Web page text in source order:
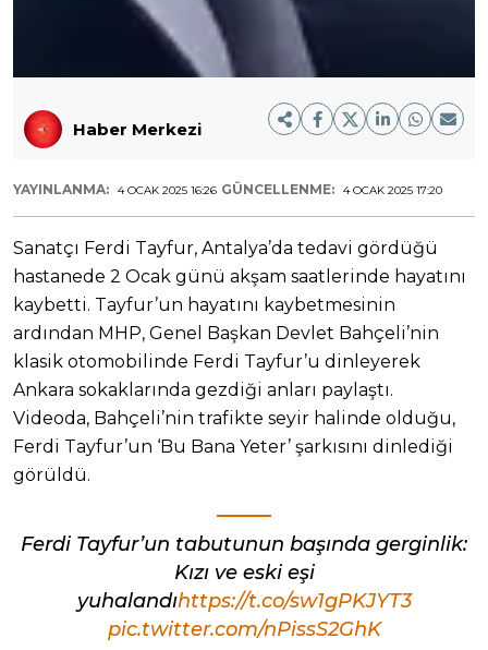
Haber Merkezi
YAYINLANMA: 4 OCAK 2025 16:26 GÜNCELLENME: 4 OCAK 2025 17:20
Sanatçı Ferdi Tayfur, Antalya’da tedavi gördüğü
hastanede 2 Ocak günü akşam saatlerinde hayatını
kaybetti. Tayfur’un hayatını kaybetmesinin
ardından MHP, Genel Başkan Devlet Bahçeli’nin
klasik otomobilinde Ferdi Tayfur’u dinleyerek
Ankara sokaklarında gezdiği anları paylaştı.
Videoda, Bahçeli’nin trafikte seyir halinde olduğu,
Ferdi Tayfur’un ‘Bu Bana Yeter’ şarkısını dinlediği
görüldü.
Ferdi Tayfur’un tabutunun başında gerginlik:
Kızı ve eski eşi
yuhalandıhttps://t.co/sw1gPKJYT3
pic.twitter.com/nPissS2GhK